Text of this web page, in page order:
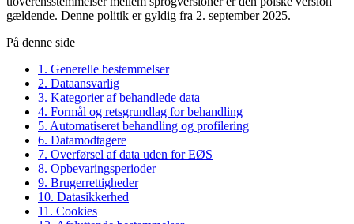
gældende. Denne politik er gyldig fra 2. september 2025.
På denne side
1. Generelle bestemmelser
2. Dataansvarlig
3. Kategorier af behandlede data
4. Formål og retsgrundlag for behandling
5. Automatiseret behandling og profilering
6. Datamodtagere
7. Overførsel af data uden for EØS
8. Opbevaringsperioder
9. Brugerrettigheder
10. Datasikkerhed
11. Cookies